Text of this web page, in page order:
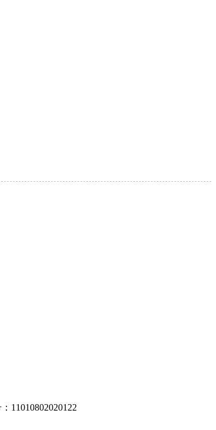
11010802020122